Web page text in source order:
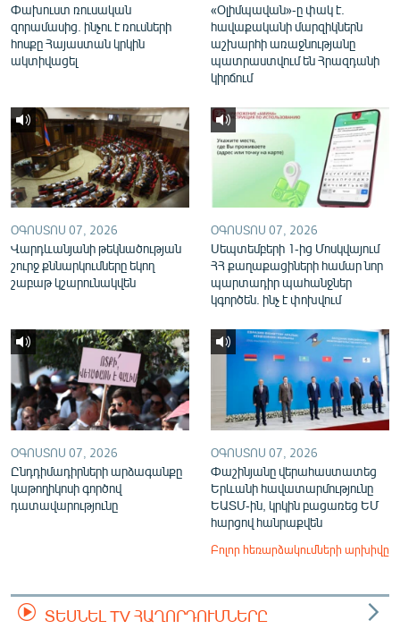
«Ազատության» բոլոր կայքերը
Փախուստ ռուսական
զորամասից. ինչու է ռուսների
հոսքը Հայաստան կրկին
ակտիվացել
«Օլիմպավան»-ը փակ է.
հավաքականի մարզիկներն
աշխարհի առաջնությանը
պատրաստվում են Հրազդանի
կիրճում
ՕԳՈՍՏՈՍ 07, 2026
Վարդևանյանի թեկնածության
շուրջ քննարկումները եկող
շաբաթ կշարունակվեն
ՕԳՈՍՏՈՍ 07, 2026
Սեպտեմբերի 1-ից Մոսկվայում
ՀՀ քաղաքացիների համար նոր
պարտադիր պահանջներ
կգործեն. ինչ է փոխվում
ՕԳՈՍՏՈՍ 07, 2026
Ընդդիմադիրների արձագանքը
կաթողիկոսի գործով
դատավարությունը
ՕԳՈՍՏՈՍ 07, 2026
Փաշինյանը վերահաստատեց
Երևանի հավատարմությունը
ԵԱՏՄ-ին, կրկին բացառեց ԵՄ
հարցով հանրաքվեն
Բոլոր հեռարձակումների արխիվը
ՏԵՍՆԵԼ TV ՀԱՂՈՐԴՈՒՄՆԵՐԸ